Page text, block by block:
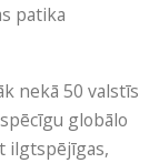
patika
nekā 50 valstīs
globālo
ilgtspējīgas,